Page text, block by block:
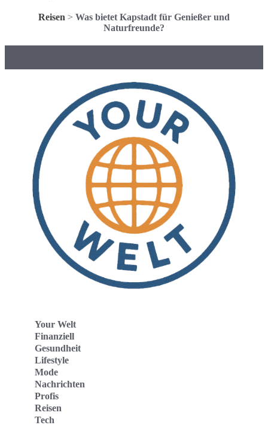
Reisen > Was bietet Kapstadt für Genießer und
Naturfreunde?
Your Welt
Finanziell
Gesundheit
Lifestyle
Mode
Nachrichten
Profis
Reisen
Tech